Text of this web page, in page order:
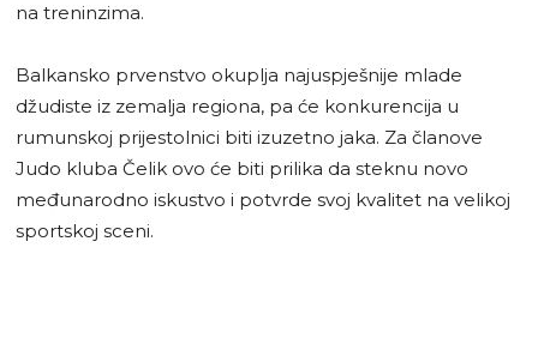
na treninzima.
Balkansko prvenstvo okuplja najuspješnije mlade
džudiste iz zemalja regiona, pa će konkurencija u
rumunskoj prijestolnici biti izuzetno jaka. Za članove
Judo kluba Čelik ovo će biti prilika da steknu novo
međunarodno iskustvo i potvrde svoj kvalitet na velikoj
sportskoj sceni.